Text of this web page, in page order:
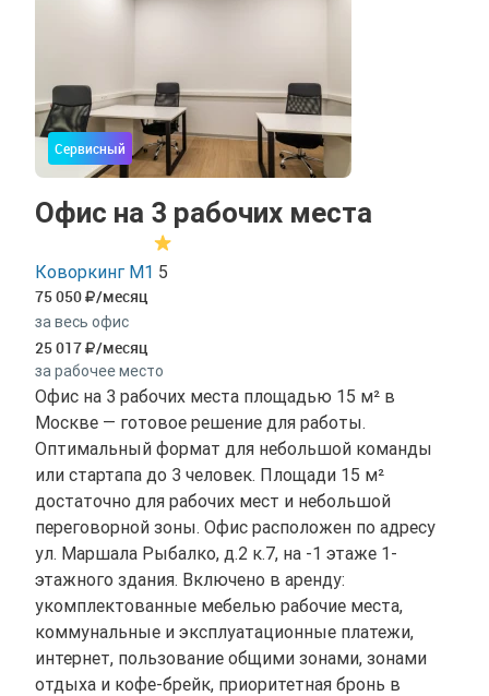
Сервисный
Офис на 3 рабочих места
Коворкинг М1 5
75 050 /месяц
за весь офис
25 017 /месяц
за рабочее место
Офис на 3 рабочих места площадью 15 м² в
Москве — готовое решение для работы.
Оптимальный формат для небольшой команды
или стартапа до 3 человек. Площади 15 м²
достаточно для рабочих мест и небольшой
переговорной зоны. Офис расположен по адресу
ул. Маршала Рыбалко, д.2 к.7, на -1 этаже 1-
этажного здания. Включено в аренду:
укомплектованные мебелью рабочие места,
коммунальные и эксплуатационные платежи,
интернет, пользование общими зонами, зонами
отдыха и кофе-брейк, приоритетная бронь в